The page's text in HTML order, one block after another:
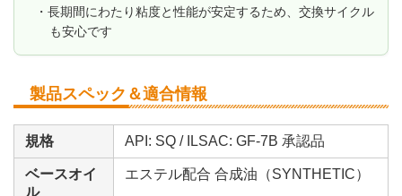
・長期間にわたり粘度と性能が安定するため、交換サイクル
も安心です
製品スペック＆適合情報
規格 API: SQ / ILSAC: GF-7B 承認品
ベースオイ
ル
エステル配合 合成油（SYNTHETIC）